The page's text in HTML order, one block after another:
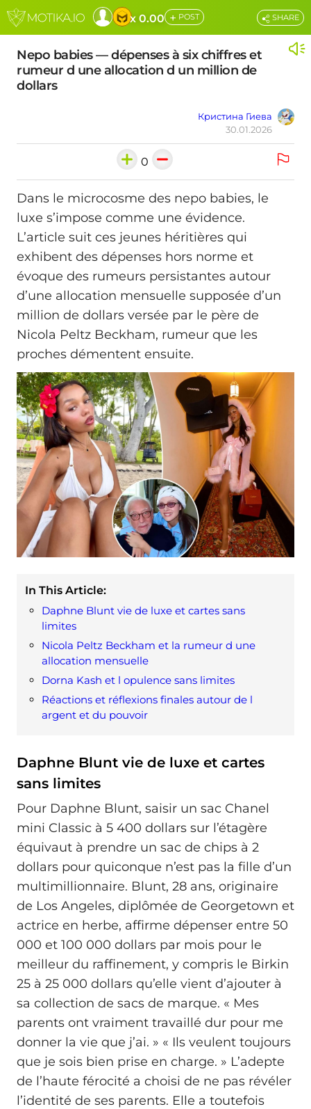
x 0.00 + POST
Nepo babies — dépenses à six chiffres et
rumeur d une allocation d un million de
dollars
Кристина Гиева
30.01.2026
SHARE
0
Dans le microcosme des nepo babies, le
luxe s’impose comme une évidence.
L’article suit ces jeunes héritières qui
exhibent des dépenses hors norme et
évoque des rumeurs persistantes autour
d’une allocation mensuelle supposée d’un
million de dollars versée par le père de
Nicola Peltz Beckham, rumeur que les
proches démentent ensuite.
In This Article:
Daphne Blunt vie de luxe et cartes sans
limites
Nicola Peltz Beckham et la rumeur d une
allocation mensuelle
Dorna Kash et l opulence sans limites
Réactions et réflexions finales autour de l
argent et du pouvoir
Daphne Blunt vie de luxe et cartes
sans limites
Pour Daphne Blunt, saisir un sac Chanel
mini Classic à 5 400 dollars sur l’étagère
équivaut à prendre un sac de chips à 2
dollars pour quiconque n’est pas la fille d’un
multimillionnaire. Blunt, 28 ans, originaire
de Los Angeles, diplômée de Georgetown et
actrice en herbe, affirme dépenser entre 50
000 et 100 000 dollars par mois pour le
meilleur du raffinement, y compris le Birkin
25 à 25 000 dollars qu’elle vient d’ajouter à
sa collection de sacs de marque. « Mes
parents ont vraiment travaillé dur pour me
donner la vie que j’ai. » « Ils veulent toujours
que je sois bien prise en charge. » L’adepte
de l’haute férocité a choisi de ne pas révéler
l’identité de ses parents. Elle a toutefois